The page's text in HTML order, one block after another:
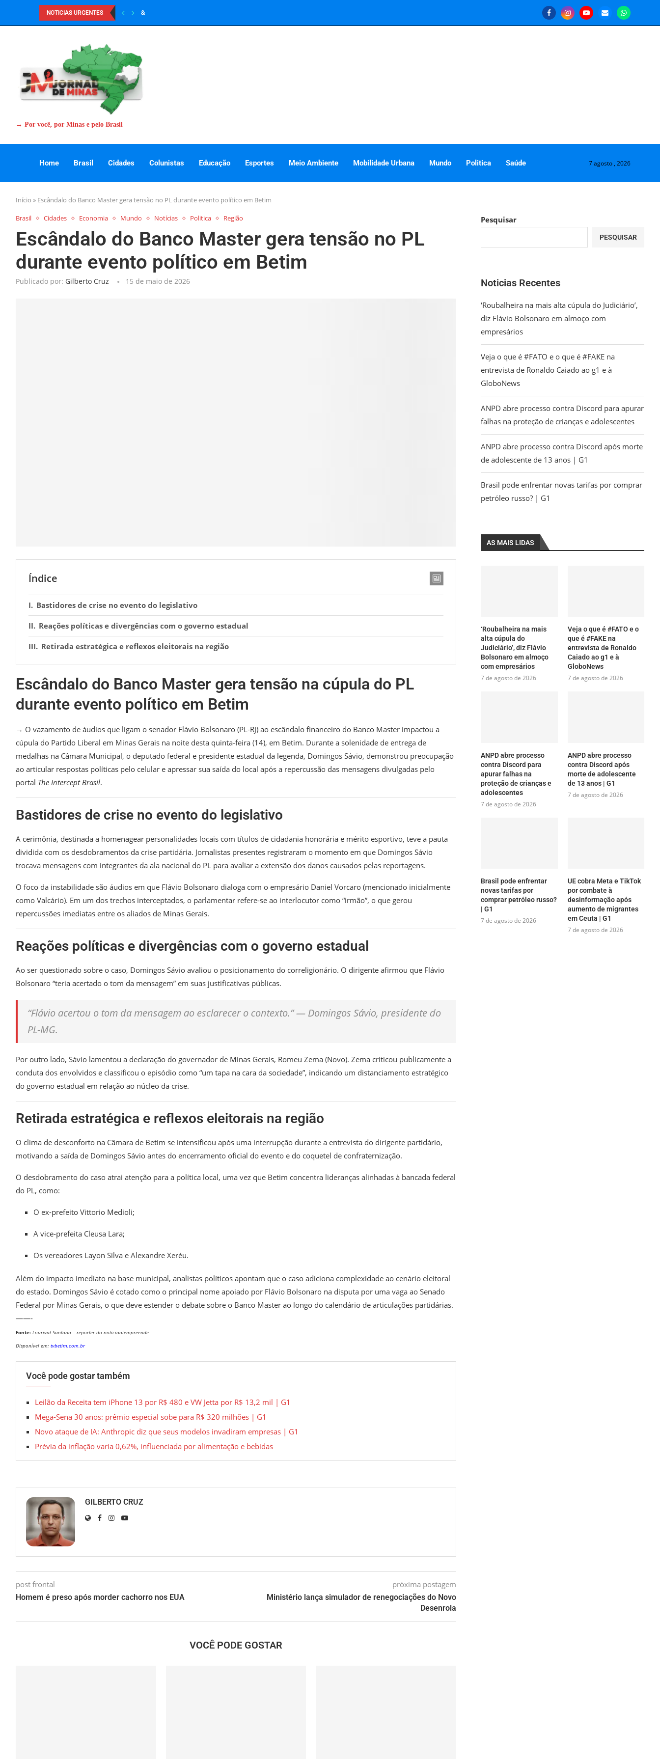
NOTICIAS URGENTES &
→ Por você, por Minas e pelo Brasil
Home Brasil Cidades Colunistas Educação Esportes Meio Ambiente Mobilidade Urbana Mundo Politica Saúde 7 agosto , 2026
Início » Escândalo do Banco Master gera tensão no PL durante evento político em Betim
Brasil Cidades Economia Mundo Notícias Politica Região
Escândalo do Banco Master gera tensão no PL
durante evento político em Betim
Publicado por: Gilberto Cruz 15 de maio de 2026
Índice
Bastidores de crise no evento do legislativo
Reações políticas e divergências com o governo estadual
Retirada estratégica e reflexos eleitorais na região
Escândalo do Banco Master gera tensão na cúpula do PL
durante evento político em Betim
→ O vazamento de áudios que ligam o senador Flávio Bolsonaro (PL-RJ) ao escândalo financeiro do Banco Master impactou a
cúpula do Partido Liberal em Minas Gerais na noite desta quinta-feira (14), em Betim. Durante a solenidade de entrega de
medalhas na Câmara Municipal, o deputado federal e presidente estadual da legenda, Domingos Sávio, demonstrou preocupação
ao articular respostas políticas pelo celular e apressar sua saída do local após a repercussão das mensagens divulgadas pelo
portal The Intercept Brasil.
Bastidores de crise no evento do legislativo
A cerimônia, destinada a homenagear personalidades locais com títulos de cidadania honorária e mérito esportivo, teve a pauta
dividida com os desdobramentos da crise partidária. Jornalistas presentes registraram o momento em que Domingos Sávio
trocava mensagens com integrantes da ala nacional do PL para avaliar a extensão dos danos causados pelas reportagens.
O foco da instabilidade são áudios em que Flávio Bolsonaro dialoga com o empresário Daniel Vorcaro (mencionado inicialmente
como Valcário). Em um dos trechos interceptados, o parlamentar refere-se ao interlocutor como “irmão”, o que gerou
repercussões imediatas entre os aliados de Minas Gerais.
Reações políticas e divergências com o governo estadual
Ao ser questionado sobre o caso, Domingos Sávio avaliou o posicionamento do correligionário. O dirigente afirmou que Flávio
Bolsonaro “teria acertado o tom da mensagem” em suas justificativas públicas.
“Flávio acertou o tom da mensagem ao esclarecer o contexto.” — Domingos Sávio, presidente do
PL-MG.
Por outro lado, Sávio lamentou a declaração do governador de Minas Gerais, Romeu Zema (Novo). Zema criticou publicamente a
conduta dos envolvidos e classificou o episódio como “um tapa na cara da sociedade”, indicando um distanciamento estratégico
do governo estadual em relação ao núcleo da crise.
Retirada estratégica e reflexos eleitorais na região
O clima de desconforto na Câmara de Betim se intensificou após uma interrupção durante a entrevista do dirigente partidário,
motivando a saída de Domingos Sávio antes do encerramento oficial do evento e do coquetel de confraternização.
O desdobramento do caso atrai atenção para a política local, uma vez que Betim concentra lideranças alinhadas à bancada federal
do PL, como:
O ex-prefeito Vittorio Medioli;
A vice-prefeita Cleusa Lara;
Os vereadores Layon Silva e Alexandre Xeréu.
Além do impacto imediato na base municipal, analistas políticos apontam que o caso adiciona complexidade ao cenário eleitoral
do estado. Domingos Sávio é cotado como o principal nome apoiado por Flávio Bolsonaro na disputa por uma vaga ao Senado
Federal por Minas Gerais, o que deve estender o debate sobre o Banco Master ao longo do calendário de articulações partidárias.
——-
Fonte: Lourival Santana – reporter do noticiaaiempreende
Disponível em: tvbetim.com.br
Você pode gostar também
Leilão da Receita tem iPhone 13 por R$ 480 e VW Jetta por R$ 13,2 mil | G1
Mega-Sena 30 anos: prêmio especial sobe para R$ 320 milhões | G1
Novo ataque de IA: Anthropic diz que seus modelos invadiram empresas | G1
Prévia da inflação varia 0,62%, influenciada por alimentação e bebidas
GILBERTO CRUZ
post frontal
Homem é preso após morder cachorro nos EUA
próxima postagem
Ministério lança simulador de renegociações do Novo
Desenrola
VOCÊ PODE GOSTAR
Pesquisar
PESQUISAR
Noticias Recentes
‘Roubalheira na mais alta cúpula do Judiciário’,
diz Flávio Bolsonaro em almoço com
empresários
Veja o que é #FATO e o que é #FAKE na
entrevista de Ronaldo Caiado ao g1 e à
GloboNews
ANPD abre processo contra Discord para apurar
falhas na proteção de crianças e adolescentes
ANPD abre processo contra Discord após morte
de adolescente de 13 anos | G1
Brasil pode enfrentar novas tarifas por comprar
petróleo russo? | G1
AS MAIS LIDAS
‘Roubalheira na mais
alta cúpula do
Judiciário’, diz Flávio
Bolsonaro em almoço
com empresários
7 de agosto de 2026
Veja o que é #FATO e o
que é #FAKE na
entrevista de Ronaldo
Caiado ao g1 e à
GloboNews
7 de agosto de 2026
ANPD abre processo
contra Discord para
apurar falhas na
proteção de crianças e
adolescentes
7 de agosto de 2026
ANPD abre processo
contra Discord após
morte de adolescente
de 13 anos | G1
7 de agosto de 2026
Brasil pode enfrentar
novas tarifas por
comprar petróleo russo?
| G1
7 de agosto de 2026
UE cobra Meta e TikTok
por combate à
desinformação após
aumento de migrantes
em Ceuta | G1
7 de agosto de 2026